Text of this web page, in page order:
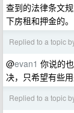
查到的法律条文
下房租和押金的。
Replied to a topic
@evan1 你说的
决，只希望有些
Replied to a topic